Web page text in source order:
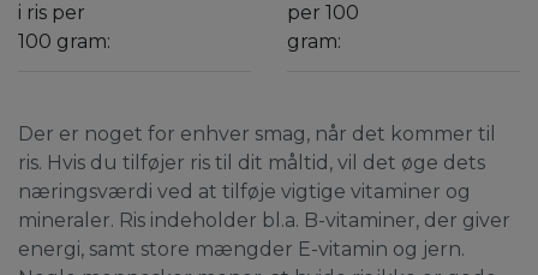
i ris per
100 gram:
per 100
gram:
Der er noget for enhver smag, når det kommer til
ris. Hvis du tilføjer ris til dit måltid, vil det øge dets
næringsværdi ved at tilføje vigtige vitaminer og
mineraler. Ris indeholder bl.a. B-vitaminer, der giver
energi, samt store mængder E-vitamin og jern.